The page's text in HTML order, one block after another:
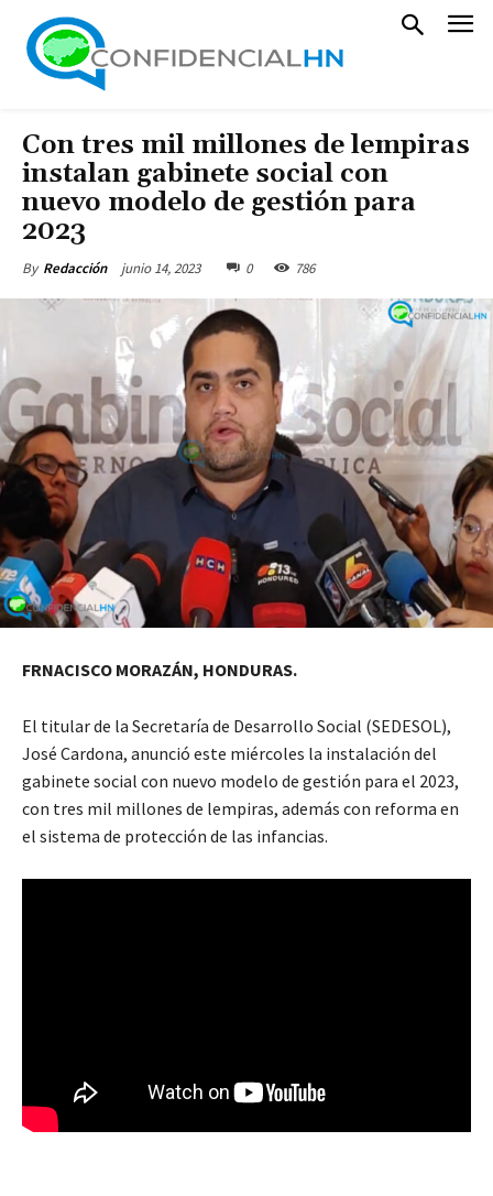
Con tres mil millones de lempiras
instalan gabinete social con
nuevo modelo de gestión para
2023
By Redacción junio 14, 2023 0 786
FRNACISCO MORAZÁN, HONDURAS.
El titular de la Secretaría de Desarrollo Social (SEDESOL),
José Cardona, anunció este miércoles la instalación del
gabinete social con nuevo modelo de gestión para el 2023,
con tres mil millones de lempiras, además con reforma en
el sistema de protección de las infancias.